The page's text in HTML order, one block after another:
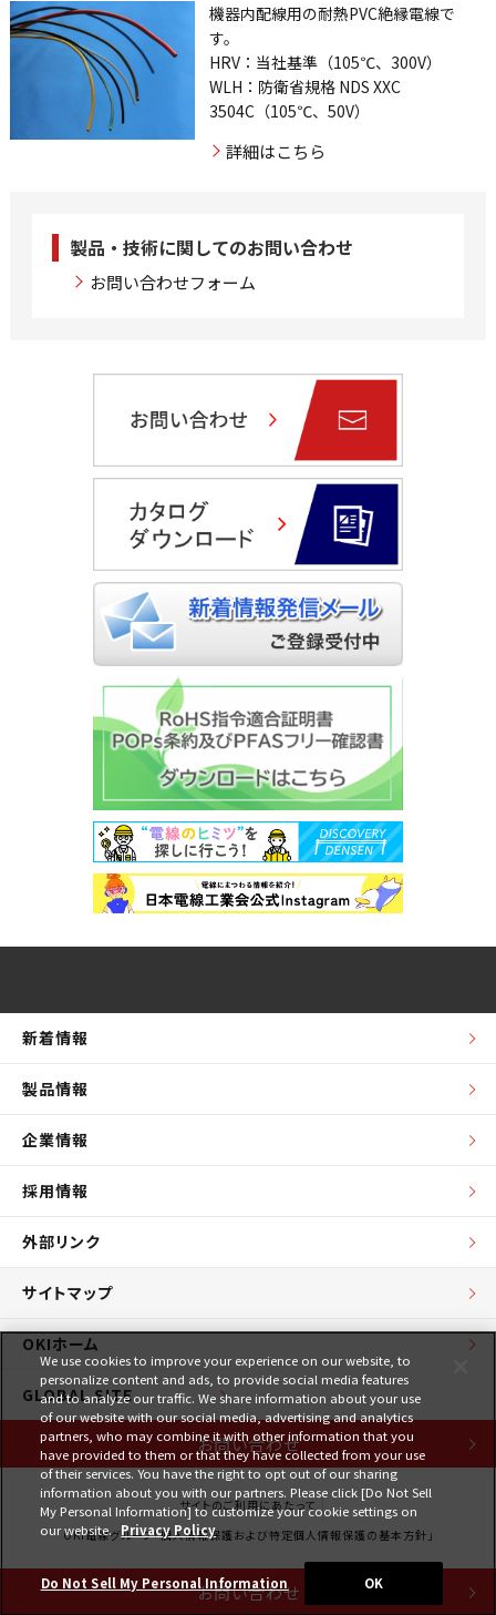
機器内配線用の耐熱PVC絶縁電線で
す。
HRV：当社基準（105℃、300V）
WLH：防衛省規格 NDS XXC
3504C（105℃、50V）
詳細はこちら
製品・技術に関してのお問い合わせ
お問い合わせフォーム
お問い合わせ
新着情報
製品情報
企業情報
採用情報
外部リンク
サイトマップ
OKIホーム
GLOBAL SITE
お問い合わせ
サイトのご利用にあたって
OKI電線グループ「個人情報保護および特定個人情報保護の基本方針」
Copyright © 1997-2026 Oki Electric Cable Co., Ltd. All Rights Reserved.
We use cookies to improve your experience on our website, to
personalize content and ads, to provide social media features
and to analyze our traffic. We share information about your use
of our website with our social media, advertising and analytics
partners, who may combine it with other information that you
have provided to them or that they have collected from your use
of their services. You have the right to opt out of our sharing
information about you with our partners. Please click [Do Not Sell
My Personal Information] to customize your cookie settings on
our website. Privacy Policy
Do Not Sell My Personal Information OK